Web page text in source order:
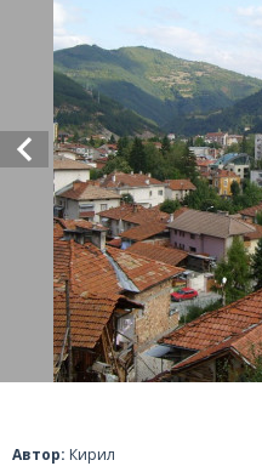
Автор: Кирил